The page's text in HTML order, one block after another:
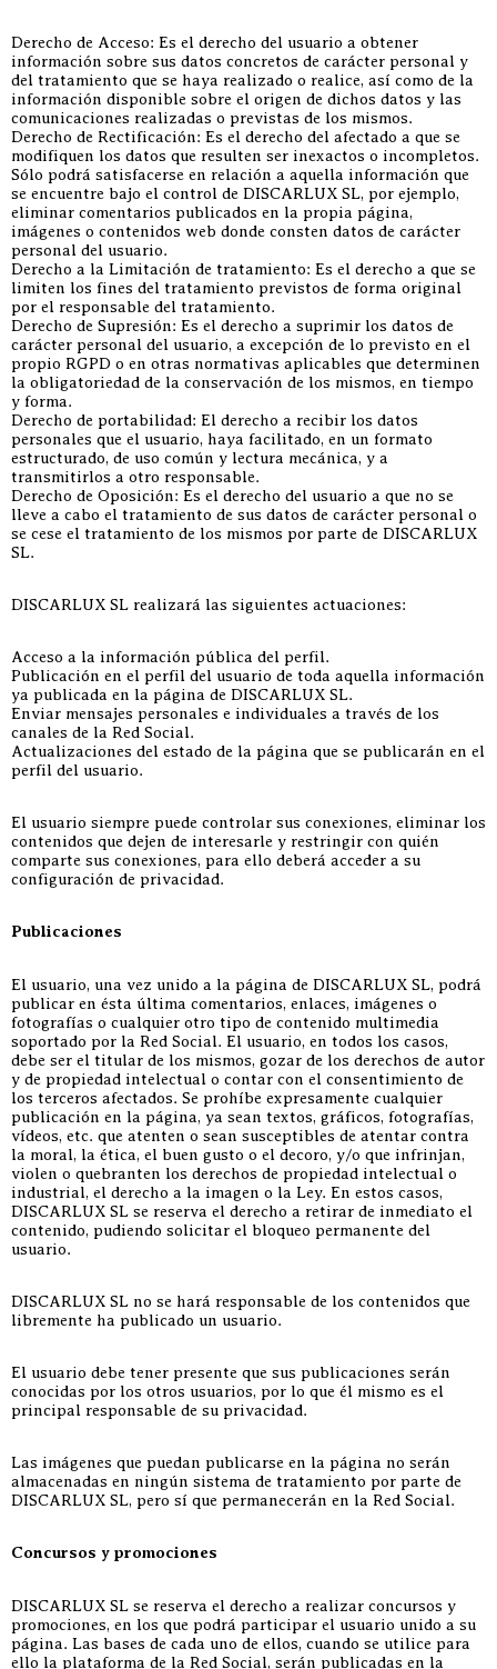
Derecho de Acceso: Es el derecho del usuario a obtener
información sobre sus datos concretos de carácter personal y
del tratamiento que se haya realizado o realice, así como de la
información disponible sobre el origen de dichos datos y las
comunicaciones realizadas o previstas de los mismos.
Derecho de Rectificación: Es el derecho del afectado a que se
modifiquen los datos que resulten ser inexactos o incompletos.
Sólo podrá satisfacerse en relación a aquella información que
se encuentre bajo el control de DISCARLUX SL, por ejemplo,
eliminar comentarios publicados en la propia página,
imágenes o contenidos web donde consten datos de carácter
personal del usuario.
Derecho a la Limitación de tratamiento: Es el derecho a que se
limiten los fines del tratamiento previstos de forma original
por el responsable del tratamiento.
Derecho de Supresión: Es el derecho a suprimir los datos de
carácter personal del usuario, a excepción de lo previsto en el
propio RGPD o en otras normativas aplicables que determinen
la obligatoriedad de la conservación de los mismos, en tiempo
y forma.
Derecho de portabilidad: El derecho a recibir los datos
personales que el usuario, haya facilitado, en un formato
estructurado, de uso común y lectura mecánica, y a
transmitirlos a otro responsable.
Derecho de Oposición: Es el derecho del usuario a que no se
lleve a cabo el tratamiento de sus datos de carácter personal o
se cese el tratamiento de los mismos por parte de DISCARLUX
SL.
DISCARLUX SL realizará las siguientes actuaciones:
Acceso a la información pública del perfil.
Publicación en el perfil del usuario de toda aquella información
ya publicada en la página de DISCARLUX SL.
Enviar mensajes personales e individuales a través de los
canales de la Red Social.
Actualizaciones del estado de la página que se publicarán en el
perfil del usuario.
El usuario siempre puede controlar sus conexiones, eliminar los
contenidos que dejen de interesarle y restringir con quién
comparte sus conexiones, para ello deberá acceder a su
configuración de privacidad.
Publicaciones
El usuario, una vez unido a la página de DISCARLUX SL, podrá
publicar en ésta última comentarios, enlaces, imágenes o
fotografías o cualquier otro tipo de contenido multimedia
soportado por la Red Social. El usuario, en todos los casos,
debe ser el titular de los mismos, gozar de los derechos de autor
y de propiedad intelectual o contar con el consentimiento de
los terceros afectados. Se prohíbe expresamente cualquier
publicación en la página, ya sean textos, gráficos, fotografías,
vídeos, etc. que atenten o sean susceptibles de atentar contra
la moral, la ética, el buen gusto o el decoro, y/o que infrinjan,
violen o quebranten los derechos de propiedad intelectual o
industrial, el derecho a la imagen o la Ley. En estos casos,
DISCARLUX SL se reserva el derecho a retirar de inmediato el
contenido, pudiendo solicitar el bloqueo permanente del
usuario.
DISCARLUX SL no se hará responsable de los contenidos que
libremente ha publicado un usuario.
El usuario debe tener presente que sus publicaciones serán
conocidas por los otros usuarios, por lo que él mismo es el
principal responsable de su privacidad.
Las imágenes que puedan publicarse en la página no serán
almacenadas en ningún sistema de tratamiento por parte de
DISCARLUX SL, pero sí que permanecerán en la Red Social.
Concursos y promociones
DISCARLUX SL se reserva el derecho a realizar concursos y
promociones, en los que podrá participar el usuario unido a su
página. Las bases de cada uno de ellos, cuando se utilice para
ello la plataforma de la Red Social, serán publicadas en la